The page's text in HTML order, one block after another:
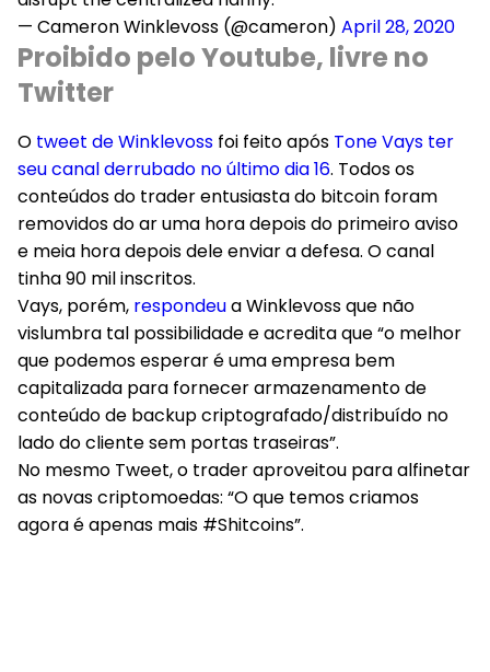
— Cameron Winklevoss (@cameron) April 28, 2020
Proibido pelo Youtube, livre no
Twitter
O tweet de Winklevoss foi feito após Tone Vays ter
seu canal derrubado no último dia 16. Todos os
conteúdos do trader entusiasta do bitcoin foram
removidos do ar uma hora depois do primeiro aviso
e meia hora depois dele enviar a defesa. O canal
tinha 90 mil inscritos.
Vays, porém, respondeua Winklevoss que não
vislumbra tal possibilidade e acredita que “o melhor
que podemos esperar é uma empresa bem
capitalizada para fornecer armazenamento de
conteúdo de backup criptografado/distribuído no
lado do cliente sem portas traseiras”.
No mesmo Tweet, o trader aproveitou para alfinetar
as novas criptomoedas: “O que temos criamos
agora é apenas mais #Shitcoins”.